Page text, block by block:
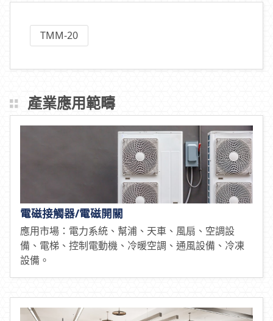
TMM-20
產業應用範疇
電磁接觸器/電磁開關
應用市場：電力系統、幫浦、天車、風扇、空調設
備、電梯、控制電動機、冷暖空調、通風設備、冷凍
設備。